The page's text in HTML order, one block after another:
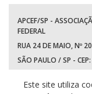
APCEF/SP -
FEDERAL
RUA 24 DE MAIO, Nº
SÃO PAULO / SP -
WhatsApp: (11)
Este site utiliza